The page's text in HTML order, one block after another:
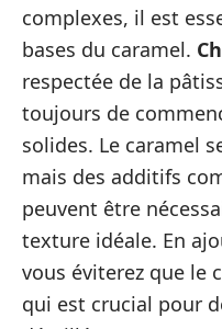
complexes, il est
bases du caramel.
respectée de la
toujours de
solides. Le caramel
mais des additifs
peuvent être
texture idéale. En
vous éviterez que le
qui est crucial pour